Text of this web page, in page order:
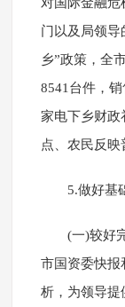
门以及局领导
乡”政策，全
8541台件，
家电下乡财政
点、农民反映
5.做好基
(一)较好
市国资委快报
析，为领导提